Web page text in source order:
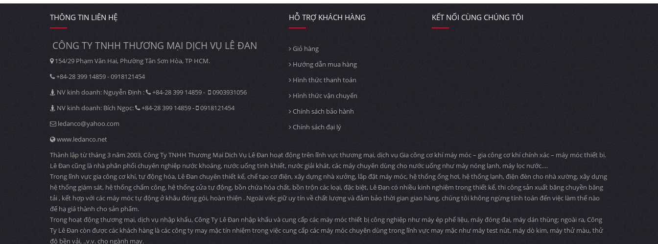
THÔNG TIN LIÊN HỆ
CÔNG TY TNHH THƯƠNG MẠI DỊCH VỤ LÊ ĐAN
154/29 Phạm Văn Hai, Phường Tân Sơn Hòa, TP HCM.
+84-28 399 14859 - 0918121454
NV kinh doanh: Nguyễn Định :
+84-28 399 14859 -
0903931056
NV kinh doanh: Bích Ngọc:
+84-28 399 14859 -
0918121454
ledanco@yahoo.com
www.ledanco.net
HỖ TRỢ KHÁCH HÀNG
Giỏ hàng
Hướng dẫn mua hàng
Hình thức thanh toán
Hình thức vận chuyển
Chính sách bảo hành
Chính sách đại lý
KẾT NỐI CÙNG CHÚNG TÔI
Thành lập từ tháng 3 năm 2003, Công Ty TNHH Thương Mại Dịch Vụ Lê Đan hoạt động trên lĩnh vực thương mại, dịch vụ Gia công cơ khí máy móc – gia công cơ khí chính xác – máy móc thiết bị.
Lê Đan cũng là nhà phân phối chuyên nghiệp nước khoáng, nước uống tinh khiết, nước giải khát, các máy chuyên dùng cho nước uống như máy nóng lạnh, máy lọc nước….
Trong lĩnh vực gia công cơ khí, tự động hóa, Lê Đan chuyên thiết kế, chế tạo cơ điện, xây dựng nhà xưởng, lắp đặt máy móc, hệ thống ống hơi, hệ thống lạnh, điện đèn cho nhà xường, xây dựng
hệ thống giám sát, hệ thống chấm công, hệ thống cửa tự động, bồn chứa hóa chất, bồn trộn các loại, đặc biệt, Lê Đan có nhiều kinh nghiệm trong thiết kế, thi công sản xuất băng chuyền băng
tải , kết hợp với các máy móc tự động ở khâu đóng gói, hoàn thiện . Ngoài việc giữ uy tín về chất lượng và đảm bảo thời gian giao hàng, chúng tôi không ngừng tính toán đến việc làm thế nào
để hạ giá thành cho sản phẩm.
Trong hoạt động thương mại, dịch vụ nhập khẩu, Công Ty Lê Đan nhập khẩu và cung cấp các máy móc thiết bị công nghiệp như máy ép phế liệu, máy đóng đai, máy dán thùng; ngoài ra, Công
Ty Lê Đan còn được các khách hàng là các công ty may mặc tín nhiệm trong việc cung cấp các máy móc chuyên dùng trong lĩnh vực may mặc như máy test nút, máy dò kim, máy thử màu, thử
độ bền vải, ..v.v. cho ngành may.